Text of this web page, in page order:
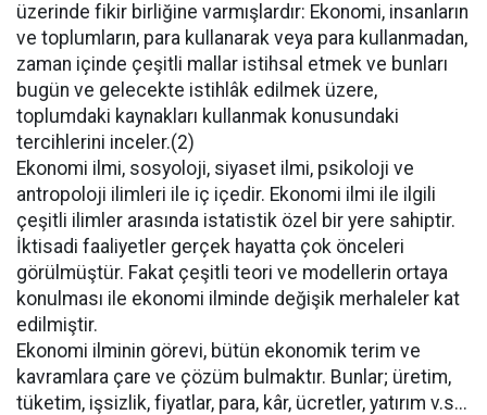
üzerinde fikir birliğine varmışlardır: Ekonomi, insanların
ve toplumların, para kullanarak veya para kullanmadan,
zaman içinde çeşitli mallar istihsal etmek ve bunları
bugün ve gelecekte istihlâk edilmek üzere,
toplumdaki kaynakları kullanmak konusundaki
tercihlerini inceler.(2)
Ekonomi ilmi, sosyoloji, siyaset ilmi, psikoloji ve
antropoloji ilimleri ile iç içedir. Ekonomi ilmi ile ilgili
çeşitli ilimler arasında istatistik özel bir yere sahiptir.
İktisadi faaliyetler gerçek hayatta çok önceleri
görülmüştür. Fakat çeşitli teori ve modellerin ortaya
konulması ile ekonomi ilminde değişik merhaleler kat
edilmiştir.
Ekonomi ilminin görevi, bütün ekonomik terim ve
kavramlara çare ve çözüm bulmaktır. Bunlar; üretim,
tüketim, işsizlik, fiyatlar, para, kâr, ücretler, yatırım v.s...